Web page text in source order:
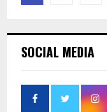
SOCIAL MEDIA